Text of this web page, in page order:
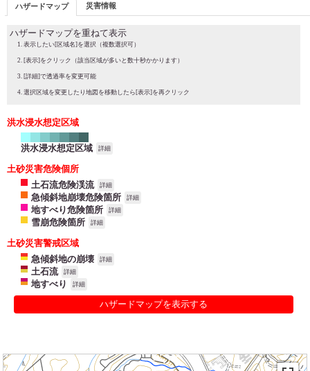
ハザードマップ 災害情報
ハザードマップを重ねて表示
表示したい[区域名]を選択（複数選択可）
[表示]をクリック（該当区域が多いと数十秒かかります）
[詳細]で透過率を変更可能
選択区域を変更したり地図を移動したら[表示]を再クリック
洪水浸水想定区域
洪水浸水想定区域 詳細
土砂災害危険個所
土石流危険渓流
詳細
急傾斜地崩壊危険箇所 詳細
地すべり危険箇所 詳細
雪崩危険箇所 詳細
土砂災害警戒区域
急傾斜地の崩壊
詳細
土石流 詳細
地すべり 詳細
ハザードマップを表示する